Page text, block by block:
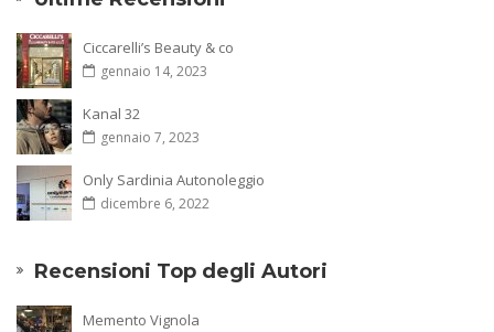
Ciccarelli’s Beauty & co
gennaio 14, 2023
Kanal 32
gennaio 7, 2023
Only Sardinia Autonoleggio
dicembre 6, 2022
Recensioni Top degli Autori
Memento Vignola